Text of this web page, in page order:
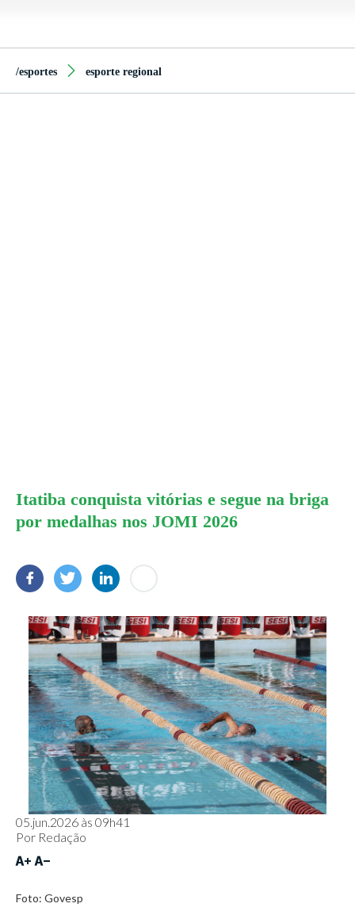
/esportes esporte regional
Itatiba conquista vitórias e segue na briga
por medalhas nos JOMI 2026
05.jun.2026 às 09h41
Por Redação
Foto: Govesp